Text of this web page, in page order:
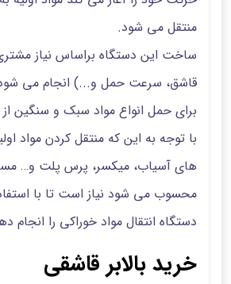
منتقل می شود.
ساخت این دستگاه براساس نیاز مشتری
قاشق، سرعت حمل و...) انجام می شود
برای حمل انواع مواد سبک و سنگین از
با توجه به این که منتقل کردن مواد
های آسیاب، میکسر، پرس پلت و…
محسوب می شود نیاز است تا با
دستگاه انتقال مواد خوراکی را انجام
خرید بالابر قاشقی